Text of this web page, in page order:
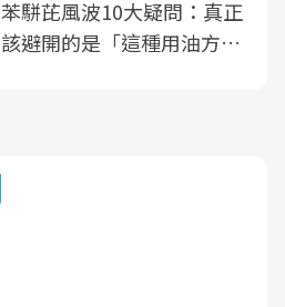
苯駢芘風波10大疑問：真正
該避開的是「這種用油方